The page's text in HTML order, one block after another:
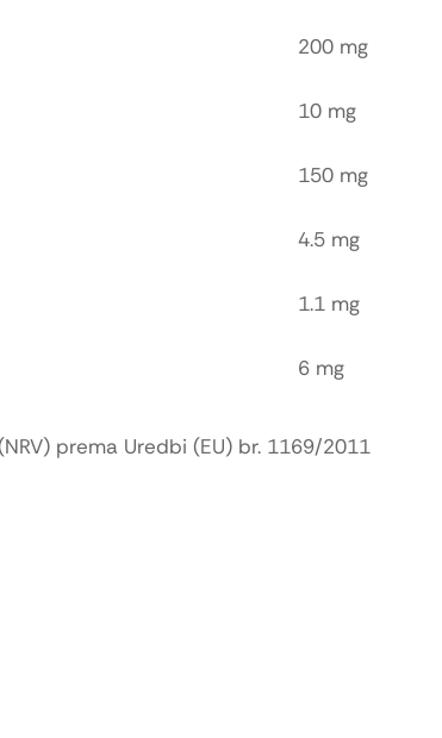
200 mg
10 mg
150 mg
4.5 mg
1.1 mg
6 mg
prema Uredbi (EU) br. 1169/2011